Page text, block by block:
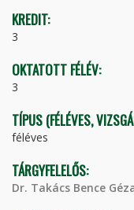
KREDIT:
3
OKTATOTT FÉLÉV:
3
TÍPUS (FÉLÉVES,
féléves
TÁRGYFELELŐS:
Dr. Takács Bence